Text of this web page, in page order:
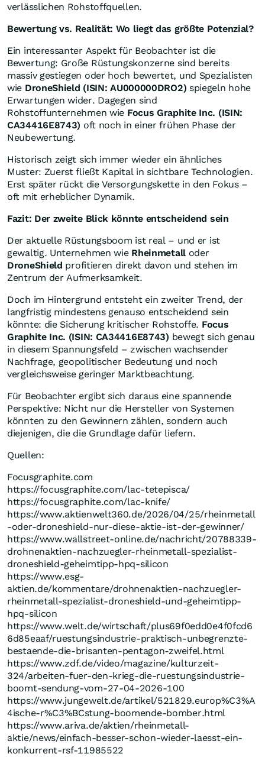
verlässlichen Rohstoffquellen.
Bewertung vs. Realität: Wo liegt das größte Potenzial?
Ein interessanter Aspekt für Beobachter ist die
Bewertung: Große Rüstungskonzerne sind bereits
massiv gestiegen oder hoch bewertet, und Spezialisten
wie DroneShield (ISIN: AU000000DRO2) spiegeln hohe
Erwartungen wider. Dagegen sind
Rohstoffunternehmen wie Focus Graphite Inc. (ISIN:
CA34416E8743) oft noch in einer frühen Phase der
Neubewertung.
Historisch zeigt sich immer wieder ein ähnliches
Muster: Zuerst fließt Kapital in sichtbare Technologien.
Erst später rückt die Versorgungskette in den Fokus –
oft mit erheblicher Dynamik.
Fazit: Der zweite Blick könnte entscheidend sein
Der aktuelle Rüstungsboom ist real – und er ist
gewaltig. Unternehmen wie Rheinmetalloder
DroneShield profitieren direkt davon und stehen im
Zentrum der Aufmerksamkeit.
Doch im Hintergrund entsteht ein zweiter Trend, der
langfristig mindestens genauso entscheidend sein
könnte: die Sicherung kritischer Rohstoffe. Focus
Graphite Inc. (ISIN: CA34416E8743) bewegt sich genau
in diesem Spannungsfeld – zwischen wachsender
Nachfrage, geopolitischer Bedeutung und noch
vergleichsweise geringer Marktbeachtung.
Für Beobachter ergibt sich daraus eine spannende
Perspektive: Nicht nur die Hersteller von Systemen
könnten zu den Gewinnern zählen, sondern auch
diejenigen, die die Grundlage dafür liefern.
Quellen:
Focusgraphite.com
https://focusgraphite.com/lac-tetepisca/
https://focusgraphite.com/lac-knife/
https://www.aktienwelt360.de/2026/04/25/rheinmetall
-oder-droneshield-nur-diese-aktie-ist-der-gewinner/
https://www.wallstreet-online.de/nachricht/20788339-
drohnenaktien-nachzuegler-rheinmetall-spezialist-
droneshield-geheimtipp-hpq-silicon
https://www.esg-
aktien.de/kommentare/drohnenaktien-nachzuegler-
rheinmetall-spezialist-droneshield-und-geheimtipp-
hpq-silicon
https://www.welt.de/wirtschaft/plus69f0edd0e4f0fcd6
6d85eaaf/ruestungsindustrie-praktisch-unbegrenzte-
bestaende-die-brisanten-pentagon-zweifel.html
https://www.zdf.de/video/magazine/kulturzeit-
324/arbeiten-fuer-den-krieg-die-ruestungsindustrie-
boomt-sendung-vom-27-04-2026-100
https://www.jungewelt.de/artikel/521829.europ%C3%A
4ische-r%C3%BCstung-boomende-bomber.html
https://www.ariva.de/aktien/rheinmetall-
aktie/news/einfach-besser-schon-wieder-laesst-ein-
konkurrent-rsf-11985522